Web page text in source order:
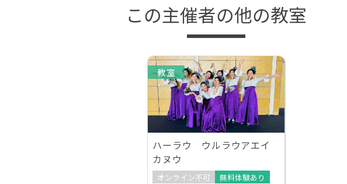
この主催者の他の教室
教室
ハーラウ ウルラウアエイ
カヌウ
オンライン不可
無料体験あり